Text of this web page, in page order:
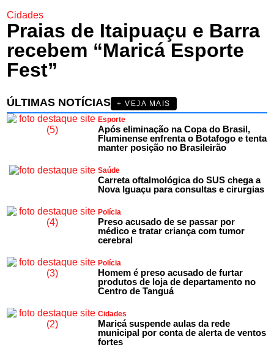
Cidades
Praias de Itaipuaçu e Barra
recebem “Maricá Esporte
Fest”
ÚLTIMAS NOTÍCIAS
+ VEJA MAIS
Esporte
Após eliminação na Copa do Brasil,
Fluminense enfrenta o Botafogo e tenta
manter posição no Brasileirão
Saúde
Carreta oftalmológica do SUS chega a
Nova Iguaçu para consultas e cirurgias
Polícia
Preso acusado de se passar por
médico e tratar criança com tumor
cerebral
Polícia
Homem é preso acusado de furtar
produtos de loja de departamento no
Centro de Tanguá
Cidades
Maricá suspende aulas da rede
municipal por conta de alerta de ventos
fortes